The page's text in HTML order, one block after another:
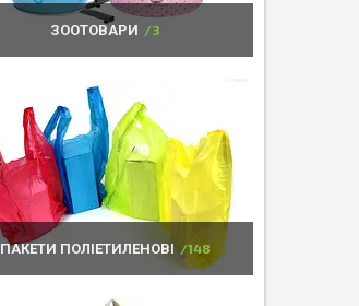
ЗООТОВАРИ 3
ПАКЕТИ ПОЛІЕТИЛЕНОВІ 148